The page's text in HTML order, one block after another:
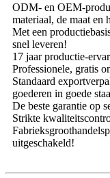
ODM- en OEM-
materiaal, de maat en
Met een
snel leveren!
17 jaar productie-
Professionele, gratis
Standaard
goederen in goede
De beste garantie op
Strikte
uitgeschakeld!